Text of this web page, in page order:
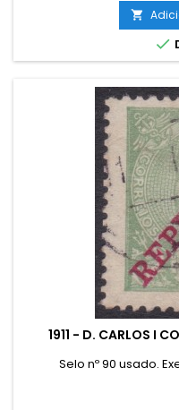


1911 - D. CARLOS I
Selo nº 90 usado.